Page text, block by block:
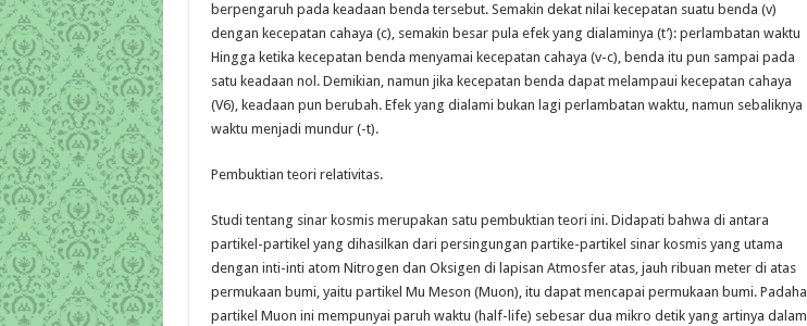
berpengaruh pada keadaan benda tersebut. Semakin dekat nilai kecepatan suatu benda (v)
dengan kecepatan cahaya (c), semakin besar pula efek yang dialaminya (t’): perlambatan waktu
Hingga ketika kecepatan benda menyamai kecepatan cahaya (v-c), benda itu pun sampai pada
satu keadaan nol. Demikian, namun jika kecepatan benda dapat melampaui kecepatan cahaya
(V6), keadaan pun berubah. Efek yang dialami bukan lagi perlambatan waktu, namun sebaliknya
waktu menjadi mundur (-t).
Pembuktian teori relativitas.
Studi tentang sinar kosmis merupakan satu pembuktian teori ini. Didapati bahwa di antara
partikel-partikel yang dihasilkan dari persingungan partike-partikel sinar kosmis yang utama
dengan inti-inti atom Nitrogen dan Oksigen di lapisan Atmosfer atas, jauh ribuan meter di atas
permukaan bumi, yaitu partikel Mu Meson (Muon), itu dapat mencapai permukaan bumi. Padahal
partikel Muon ini mempunyai paruh waktu (half-life) sebesar dua mikro detik yang artinya dalam